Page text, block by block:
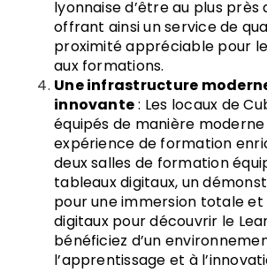
lyonnaise d’être au plus près
offrant ainsi un service de
proximité appréciable pour
aux formations.
Une infrastructure
innovante: Les locaux de
équipés de manière
expérience de formation
deux salles de formation
tableaux digitaux, un
pour une immersion totale et
digitaux pour découvrir le
bénéficiez d’un
l’apprentissage et à